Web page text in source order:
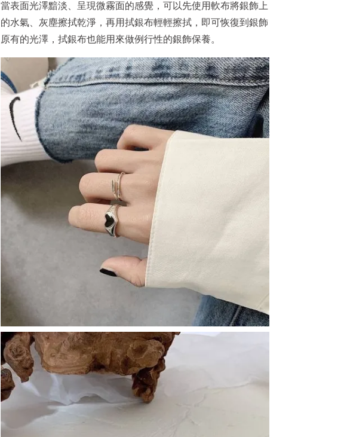
當表面光澤黯淡、呈現微霧面的感覺，可以先使用軟布將銀飾上
的水氣、灰塵擦拭乾淨，再用拭銀布輕輕擦拭，即可恢復到銀飾
原有的光澤，拭銀布也能用來做例行性的銀飾保養。